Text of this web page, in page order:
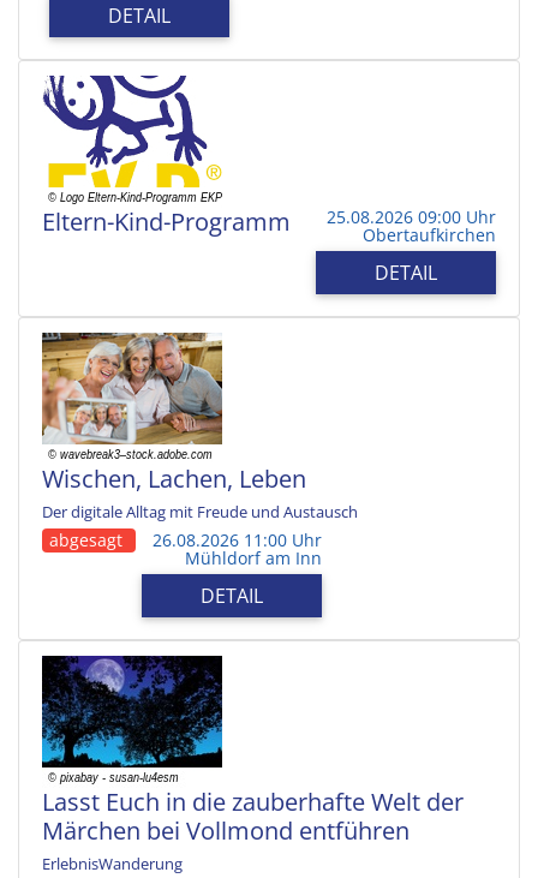
DETAIL
Eltern-Kind-Programm 25.08.2026 09:00 Uhr
Obertaufkirchen
DETAIL
Wischen, Lachen, Leben
Der digitale Alltag mit Freude und Austausch
abgesagt 26.08.2026 11:00 Uhr
Mühldorf am Inn
DETAIL
Lasst Euch in die zauberhafte Welt der
Märchen bei Vollmond entführen
ErlebnisWanderung